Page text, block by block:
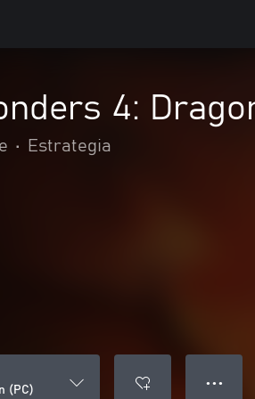
4:
• Estrategia
(PC)
● ● ●